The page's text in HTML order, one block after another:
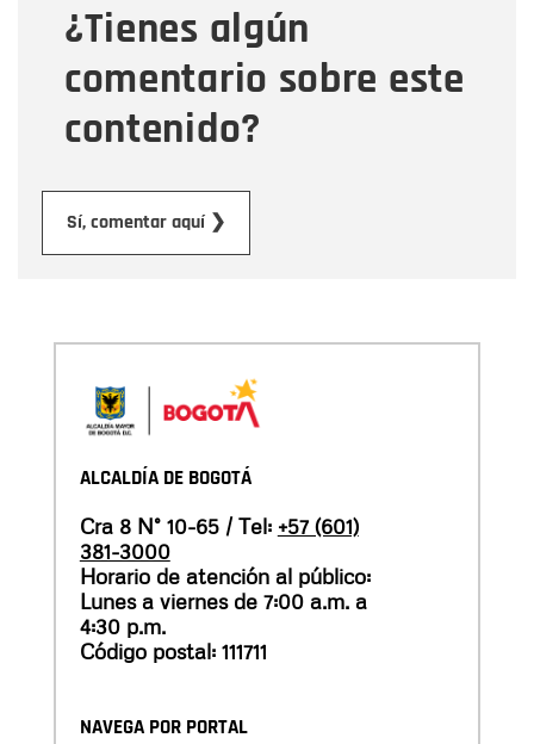
¿Tienes algún
comentario sobre este
contenido?
Sí, comentar aquí ❯
Mensaje
ALCALDÍA DE BOGOTÁ
Cra 8 N° 10-65 / Tel: +57 (601)
381-3000
Horario de atención al público:
Lunes a viernes de 7:00 a.m. a
4:30 p.m.
Código postal: 111711
NAVEGA POR PORTAL